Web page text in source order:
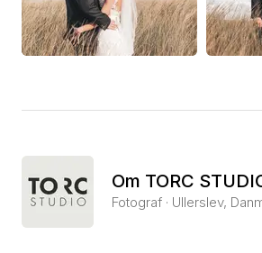
Om TORC
Fotograf · Ullerslev,